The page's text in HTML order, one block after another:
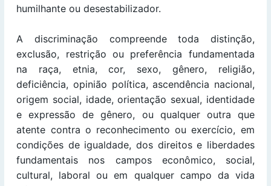
humilhante ou desestabilizador.
A discriminação compreende toda distinção,
exclusão, restrição ou preferência fundamentada
na raça, etnia, cor, sexo, gênero, religião,
deficiência, opinião política, ascendência nacional,
origem social, idade, orientação sexual, identidade
e expressão de gênero, ou qualquer outra que
atente contra o reconhecimento ou exercício, em
condições de igualdade, dos direitos e liberdades
fundamentais nos campos econômico, social,
cultural, laboral ou em qualquer campo da vida